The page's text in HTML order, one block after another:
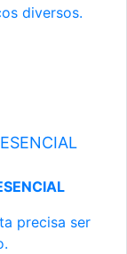
diversos.
precisa ser